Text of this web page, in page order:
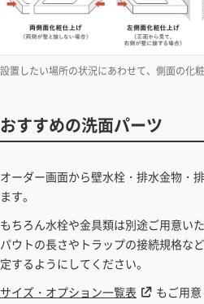
設置したい場所の状況にあわせて、側面の化
おすすめの洗面パーツ
オーダー画面から壁水栓・排水金物・
ます。
もちろん水栓や金具類は別途ご用意い
パウトの長さやトラップの接続規格な
定するようにしてください。
サイズ・オプション一覧表
もご用